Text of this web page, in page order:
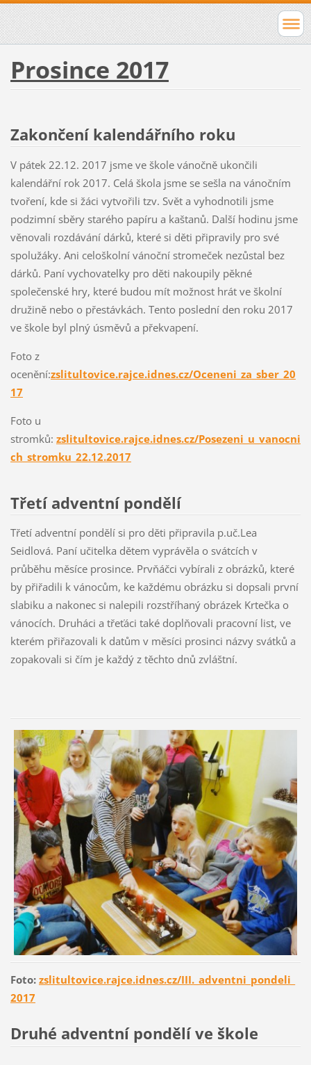
Prosince 2017
Zakončení kalendářního roku
V pátek 22.12. 2017 jsme ve škole vánočně ukončili
kalendářní rok 2017. Celá škola jsme se sešla na vánočním
tvoření, kde si žáci vytvořili tzv. Svět a vyhodnotili jsme
podzimní sběry starého papíru a kaštanů. Další hodinu jsme
věnovali rozdávání dárků, které si děti připravily pro své
spolužáky. Ani celoškolní vánoční stromeček nezůstal bez
dárků. Paní vychovatelky pro děti nakoupily pěkné
společenské hry, které budou mít možnost hrát ve školní
družině nebo o přestávkách. Tento poslední den roku 2017
ve škole byl plný úsměvů a překvapení.
Foto z
ocenění:zslitultovice.rajce.idnes.cz/Oceneni_za_sber_20
17
Foto u
stromků: zslitultovice.rajce.idnes.cz/Posezeni_u_vanocni
ch_stromku_22.12.2017
Třetí adventní pondělí
Třetí adventní pondělí si pro děti připravila p.uč.Lea
Seidlová. Paní učitelka dětem vyprávěla o svátcích v
průběhu měsíce prosince. Prvňáčci vybírali z obrázků, které
by přiřadili k vánocům, ke každému obrázku si dopsali první
slabiku a nakonec si nalepili rozstříhaný obrázek Krtečka o
vánocích. Druháci a třeťáci také doplňovali pracovní list, ve
kterém přiřazovali k datům v měsíci prosinci názvy svátků a
zopakovali si čím je každý z těchto dnů zvláštní.
Foto: zslitultovice.rajce.idnes.cz/III._adventni_pondeli_
2017
Druhé adventní pondělí ve škole